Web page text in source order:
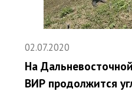
02.07.2020
На
ВИР продолжится